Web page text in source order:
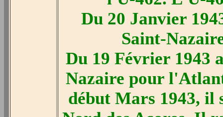
Du 20 Janvier
Saint-
Du 19 Février 1943
Nazaire pour
début Mars 1943, il